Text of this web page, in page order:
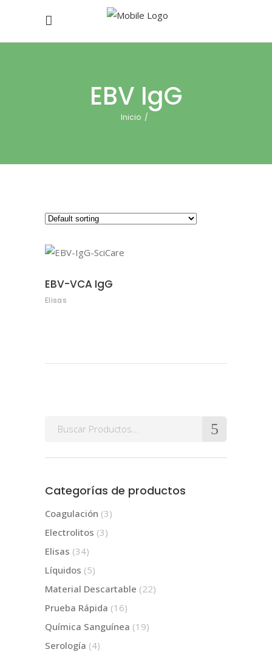
EBV IgG
Inicio/
EBV-VCA IgG
Elisas
Search
Categorías de productos
Coagulación (3)
Electrolitos (3)
Elisas (34)
Líquidos (5)
Material Descartable (22)
Prueba Rápida (16)
Química Sanguínea (19)
Serología (4)